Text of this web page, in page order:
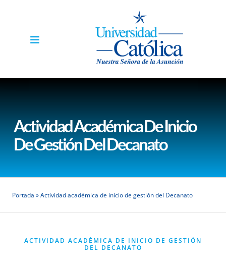
Actividad Académica De Inicio
De Gestión Del Decanato
Portada »Actividad académica de inicio de gestión del Decanato
ACTIVIDAD ACADÉMICA DE INICIO DE GESTIÓN
DEL DECANATO